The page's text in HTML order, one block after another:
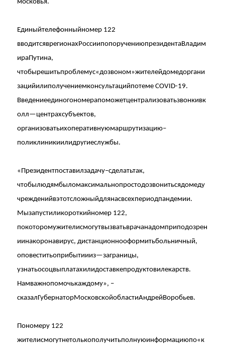
московья.
Единыйтелефонныйномер 122
вводитсяврегионахРоссиипопоручениюпрезидентаВладим
ираПутина,
чтобырешитьпроблемус«дозвоном»жителейдомедоргани
зацийилиполучениемконсультацийпотеме COVID-19.
Введениеединогономерапоможетцентрализоватьзвонкивк
олл—центрахсубъектов,
организоватьихоперативнуюмаршрутизацию–
поликлиникиилидругиеслужбы.
«Президентпоставилзадачу–сделатьтак,
чтобылюдямбыломаксимальнопростодозвонитьсядомеду
чрежденийвэтотсложныйдлянасвсехпериодпандемии.
Мызапустиликороткийномер 122,
покоторомужителисмогутвызватьврачанадомприподозрен
иинакоронавирус,дистанционнооформитьбольничный,
оповеститьоприбытиииз—заграницы,
узнатьосоцвыплатахилидоставкепродуктовилекарств.
Намважнопомочькаждому», –
сказалГубернаторМосковскойобластиАндрейВоробьев.
Пономеру 122
жителисмогутнетолькополучитьполнуюинформациюпо«к